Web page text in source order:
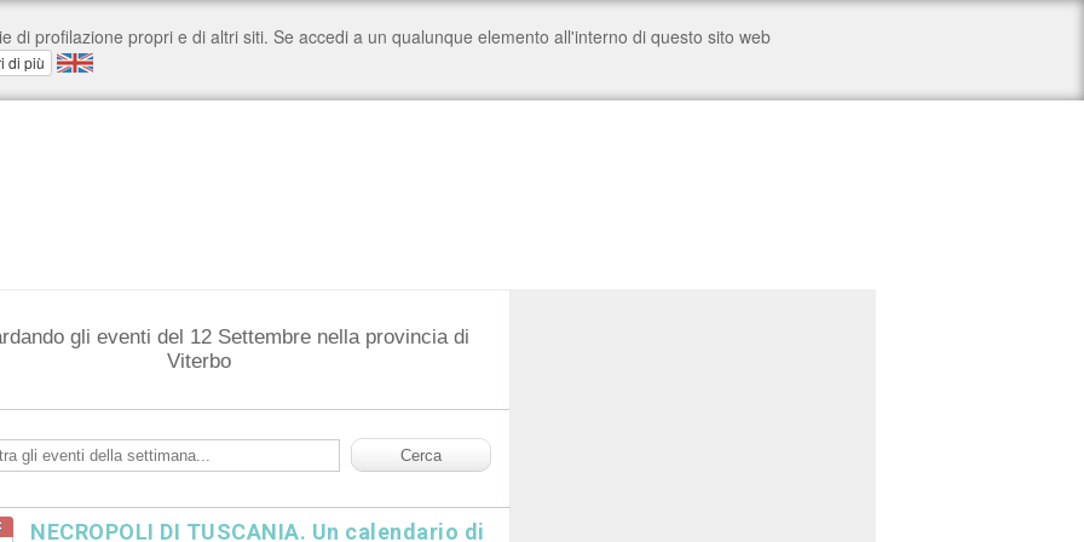
gli eventi del 12 Settembre nella provincia di
Viterbo
NECROPOLI DI TUSCANIA. Un calendario di